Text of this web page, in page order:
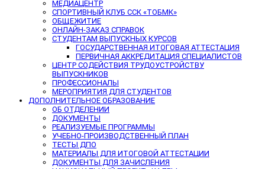
МЕДИАЦЕНТР
СПОРТИВНЫЙ КЛУБ ССК «ТОБМК»
ОБЩЕЖИТИЕ
ОНЛАЙН-ЗАКАЗ СПРАВОК
СТУДЕНТАМ ВЫПУСКНЫХ КУРСОВ
ГОСУДАРСТВЕННАЯ ИТОГОВАЯ АТТЕСТАЦИЯ
ПЕРВИЧНАЯ АККРЕДИТАЦИЯ СПЕЦИАЛИСТОВ
ЦЕНТР СОДЕЙСТВИЯ ТРУДОУСТРОЙСТВУ
ВЫПУСКНИКОВ
ПРОФЕССИОНАЛЫ
МЕРОПРИЯТИЯ ДЛЯ СТУДЕНТОВ
ДОПОЛНИТЕЛЬНОЕ ОБРАЗОВАНИЕ
ОБ ОТДЕЛЕНИИ
ДОКУМЕНТЫ
РЕАЛИЗУЕМЫЕ ПРОГРАММЫ
УЧЕБНО-ПРОИЗВОДСТВЕННЫЙ ПЛАН
ТЕСТЫ ДПО
МАТЕРИАЛЫ ДЛЯ ИТОГОВОЙ АТТЕСТАЦИИ
ДОКУМЕНТЫ ДЛЯ ЗАЧИСЛЕНИЯ